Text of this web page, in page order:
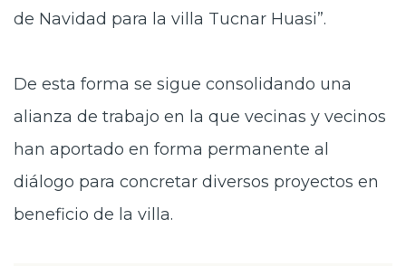
de Navidad para la villa Tucnar Huasi”.
De esta forma se sigue consolidando una
alianza de trabajo en la que vecinas y vecinos
han aportado en forma permanente al
diálogo para concretar diversos proyectos en
beneficio de la villa.